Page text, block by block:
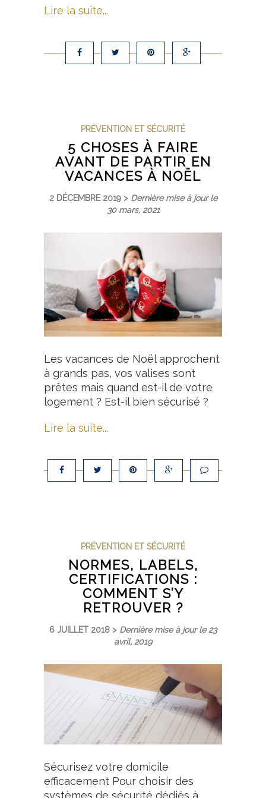
Lire la suite...
PRÉVENTION ET SÉCURITÉ
5 CHOSES À FAIRE
AVANT DE PARTIR EN
VACANCES À NOËL
2 DÉCEMBRE 2019 > Dernière mise à jour le
30 mars, 2021
Les vacances de Noël approchent
à grands pas, vos valises sont
prêtes mais quand est-il de votre
logement ? Est-il bien sécurisé ?
Lire la suite...
PRÉVENTION ET SÉCURITÉ
NORMES, LABELS,
CERTIFICATIONS :
COMMENT S’Y
RETROUVER ?
6 JUILLET 2018 > Dernière mise à jour le 23
avril, 2019
Sécurisez votre domicile
efficacement Pour choisir des